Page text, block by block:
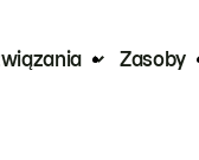
Zasoby